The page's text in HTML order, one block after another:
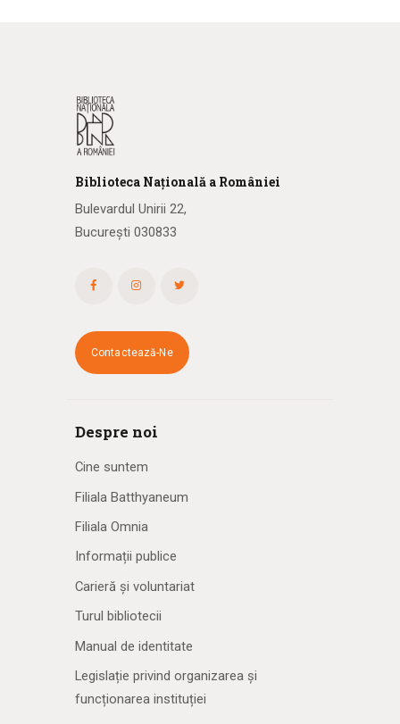
Biblioteca Națională a României
Bulevardul Unirii 22,
București 030833
Contactează-Ne
Despre noi
Cine suntem
Filiala Batthyaneum
Filiala Omnia
Informații publice
Carieră și voluntariat
Turul bibliotecii
Manual de identitate
Legislație privind organizarea și
funcționarea instituției